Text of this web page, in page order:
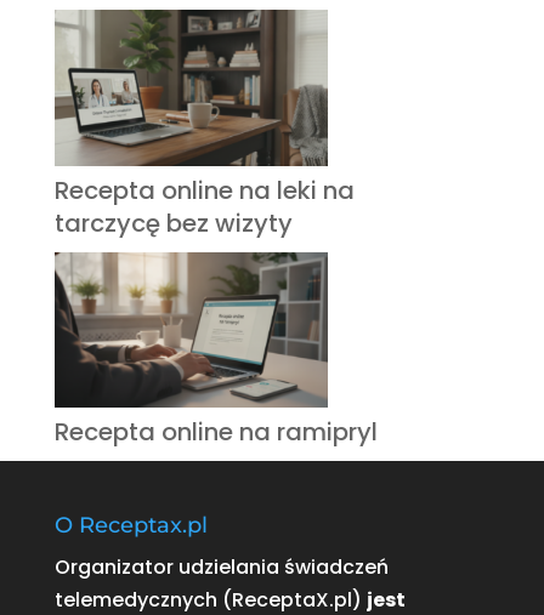
Recepta online na leki na
tarczycę bez wizyty
Recepta online na ramipryl
O Receptax.pl
Organizator udzielania świadczeń
telemedycznych (ReceptaX.pl) jest